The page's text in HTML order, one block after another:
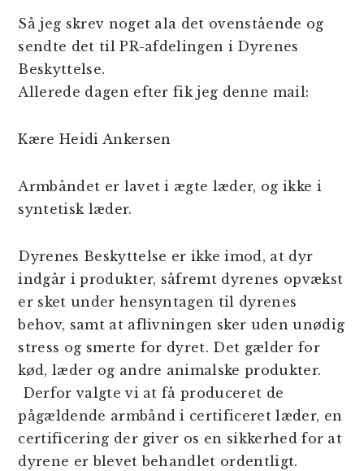
Så jeg skrev noget ala det ovenstående og
sendte det til PR-afdelingen i Dyrenes
Beskyttelse.
Allerede dagen efter fik jeg denne mail:
Kære Heidi Ankersen
Armbåndet er lavet i ægte læder, og ikke i
syntetisk læder.
Dyrenes Beskyttelse er ikke imod, at dyr
indgår i produkter, såfremt dyrenes opvækst
er sket under hensyntagen til dyrenes
behov, samt at aflivningen sker uden unødig
stress og smerte for dyret. Det gælder for
kød, læder og andre animalske produkter.
Derfor valgte vi at få produceret de
pågældende armbånd i certificeret læder, en
certificering der giver os en sikkerhed for at
dyrene er blevet behandlet ordentligt.